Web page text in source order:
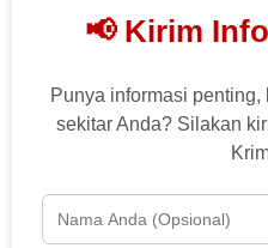
📢 Kirim
Punya informasi
sekitar Anda? Silakan